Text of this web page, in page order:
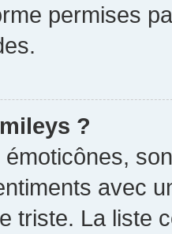
permises
?
avec
triste. La liste